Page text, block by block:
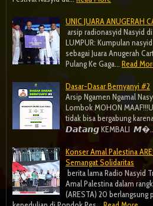
UNIC JUARA ANUGERAH
arsip radionasyid Nasyid
LUMPUR: Kumpulan
sebagai Juara Anugerah
Pulang Ke Gaga… Read
Dasar-Dasar Bernyanyi #2
Arsip Ngamen Ngamal
Lombok MOHON
tidak bisa bergabung
𝘿𝙖𝙩𝙖𝙣𝙜 KEMBALI
Konser Amal Palestina
Semangat Solidaritas
berita lama Radio Nasyid
Amal Palestina dalam
(ARESTA) 20 berlangsung